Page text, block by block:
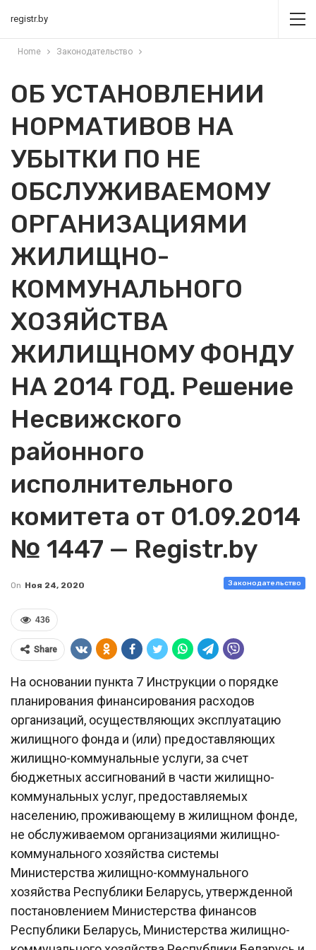
registr.by
Home Законодательство
ОБ УСТАНОВЛЕНИИ
НОРМАТИВОВ НА
УБЫТКИ ПО НЕ
ОБСЛУЖИВАЕМОМУ
ОРГАНИЗАЦИЯМИ
ЖИЛИЩНО-
КОММУНАЛЬНОГО
ХОЗЯЙСТВА
ЖИЛИЩНОМУ ФОНДУ
НА 2014 ГОД. Решение
Несвижского
районного
исполнительного
комитета от 01.09.2014
№ 1447 — Registr.by
Законодательство
On Ноя 24, 2020
436
Share
На основании пункта 7 Инструкции о порядке
планирования финансирования расходов
организаций, осуществляющих эксплуатацию
жилищного фонда и (или) предоставляющих
жилищно-коммунальные услуги, за счет
бюджетных ассигнований в части жилищно-
коммунальных услуг, предоставляемых
населению, проживающему в жилищном фонде,
не обслуживаемом организациями жилищно-
коммунального хозяйства системы
Министерства жилищно-коммунального
хозяйства Республики Беларусь, утвержденной
постановлением Министерства финансов
Республики Беларусь, Министерства жилищно-